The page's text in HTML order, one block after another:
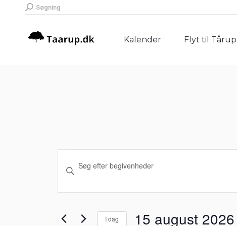
Search:
Søgning
Kalender Flyt til Tårup
Begivenheder
for
15
Begivenheder
nøgleord.
Søg
BegivenhederI dag 15 august 2026
Kalender Flyt til Tårup